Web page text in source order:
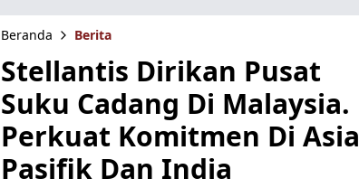
Beranda Berita
Stellantis Dirikan Pusat
Suku Cadang Di Malaysia.
Perkuat Komitmen Di Asia
Pasifik Dan India